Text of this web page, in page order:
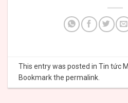
This entry was posted in Tin tức
Bookmark the permalink